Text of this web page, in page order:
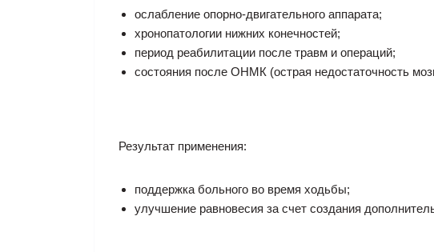
ослабление опорно-двигательного аппарата;
хронопатологии нижних конечностей;
период реабилитации после травм и операций;
состояния после ОНМК (острая недостаточность
Результат применения:
поддержка больного во время ходьбы;
улучшение равновесия за счет создания